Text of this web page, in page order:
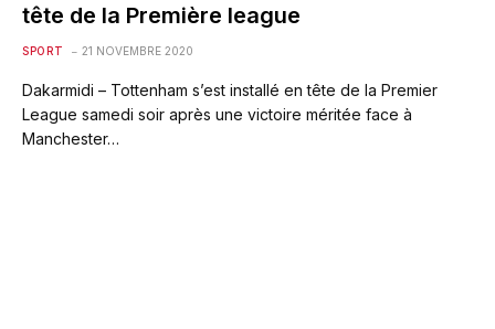
tête de la Première league
SPORT 21 NOVEMBRE 2020
Dakarmidi – Tottenham s’est installé en tête de la Premier
League samedi soir après une victoire méritée face à
Manchester…